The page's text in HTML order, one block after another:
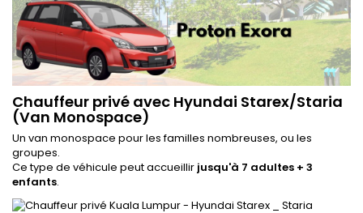
Chauffeur privé avec Hyundai Starex/Staria
(Van Monospace)
Un van monospace pour les familles nombreuses, ou les
groupes.
Ce type de véhicule peut accueillir jusqu'à 7 adultes + 3
enfants.